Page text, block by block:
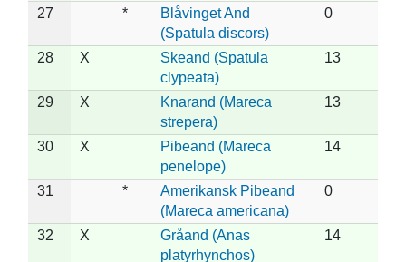
27 *
Blåvinget And
(Spatula discors)
0
28 X
Skeand (Spatula
clypeata)
13
29 X
Knarand (Mareca
strepera)
13
30 X
Pibeand (Mareca
penelope)
14
31 *
Amerikansk Pibeand
(Mareca americana)
0
32 X
Gråand (Anas
platyrhynchos)
14